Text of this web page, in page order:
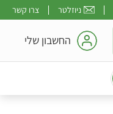
ניוזלטר צרו קשר
החשבון שלי